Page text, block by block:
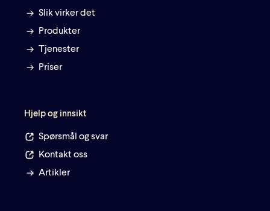
Slik virker det
Produkter
Tjenester
Priser
Hjelp og innsikt
Spørsmål og svar
Kontakt oss
Artikler